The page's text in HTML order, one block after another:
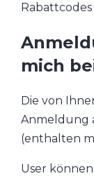
mich
Die von
Anmeldung
(enthalten
User